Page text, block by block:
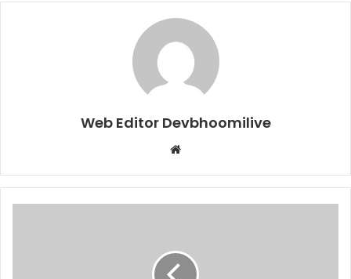
Web Editor Devbhoomilive
Website